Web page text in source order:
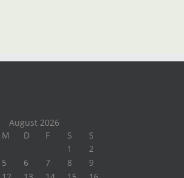
August 2026
M D F S
S
1
2
5 6 7 8
9